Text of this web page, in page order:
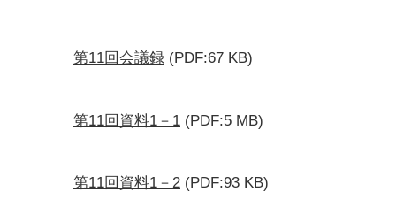
第11回会議録 (PDF:67 KB)
第11回資料1－1 (PDF:5 MB)
第11回資料1－2 (PDF:93 KB)